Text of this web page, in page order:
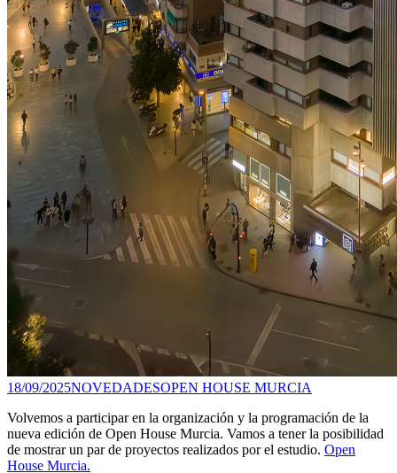
18/09/2025NOVEDADESOPEN HOUSE MURCIA
Volvemos a participar en la organización y la programación de la
nueva edición de Open House Murcia. Vamos a tener la posibilidad
de mostrar un par de proyectos realizados por el estudio. Open
House Murcia.